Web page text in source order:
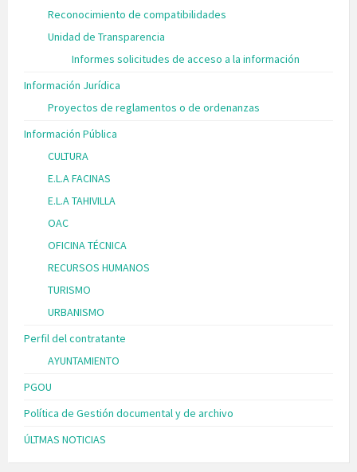
Reconocimiento de compatibilidades
Unidad de Transparencia
Informes solicitudes de acceso a la información
Información Jurídica
Proyectos de reglamentos o de ordenanzas
Información Pública
CULTURA
E.L.A FACINAS
E.L.A TAHIVILLA
OAC
OFICINA TÉCNICA
RECURSOS HUMANOS
TURISMO
URBANISMO
Perfil del contratante
AYUNTAMIENTO
PGOU
Política de Gestión documental y de archivo
ÚLTMAS NOTICIAS